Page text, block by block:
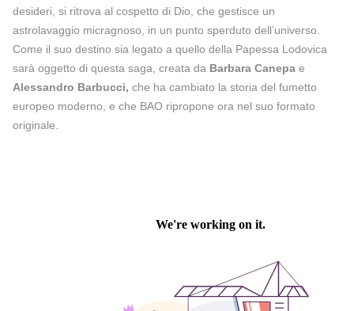
desideri, si ritrova al cospetto di Dio, che gestisce un
astrolavaggio micragnoso, in un punto sperduto dell’universo.
Come il suo destino sia legato a quello della Papessa Lodovica
sarà oggetto di questa saga, creata da Barbara Canepa e
Alessandro Barbucci, che ha cambiato la storia del fumetto
europeo moderno, e che BAO ripropone ora nel suo formato
originale.